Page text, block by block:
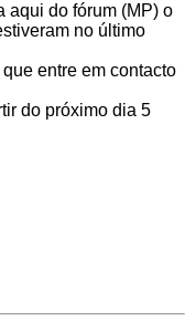
aqui do fórum (MP) o
no último
entre em contacto
do próximo dia 5